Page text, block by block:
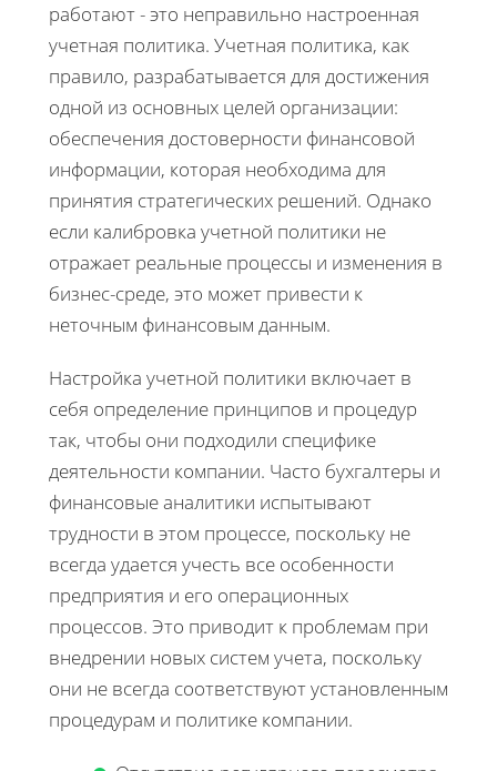
работают - это неправильно настроенная
учетная политика. Учетная политика, как
правило, разрабатывается для достижения
одной из основных целей организации:
обеспечения достоверности финансовой
информации, которая необходима для
принятия стратегических решений. Однако
если калибровка учетной политики не
отражает реальные процессы и изменения в
бизнес-среде, это может привести к
неточным финансовым данным.
Настройка учетной политики включает в
себя определение принципов и процедур
так, чтобы они подходили специфике
деятельности компании. Часто бухгалтеры и
финансовые аналитики испытывают
трудности в этом процессе, поскольку не
всегда удается учесть все особенности
предприятия и его операционных
процессов. Это приводит к проблемам при
внедрении новых систем учета, поскольку
они не всегда соответствуют установленным
процедурам и политике компании.